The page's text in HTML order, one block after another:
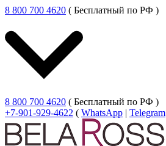
8 800 700 4620 ( Бесплатный по РФ )
8 800 700 4620 ( Бесплатный по РФ )
+7-901-929-4622 ( WhatsApp | Telegram